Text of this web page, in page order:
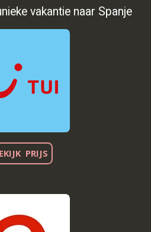
vakantie naar Spanje
PRIJS